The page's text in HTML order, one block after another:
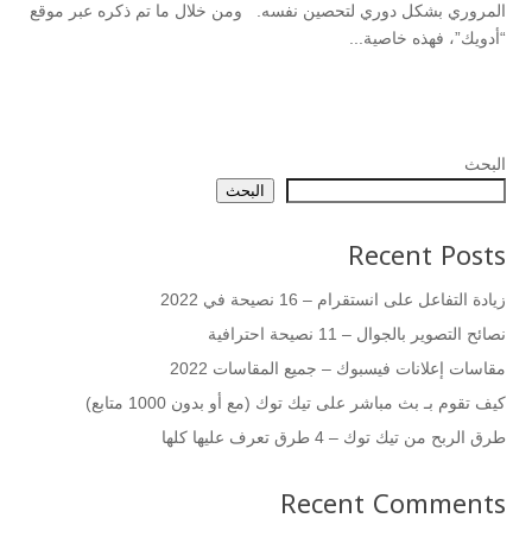
المروري بشكل دوري لتحصين نفسه. ومن خلال ما تم ذكره عبر موقع
“أدويك”، فهذه خاصية...
البحث
البحث
Recent Posts
زيادة التفاعل على انستقرام – 16 نصيحة في 2022
نصائح التصوير بالجوال – 11 نصيحة احترافية
مقاسات إعلانات فيسبوك – جميع المقاسات 2022
كيف تقوم بـ بث مباشر على تيك توك (مع أو بدون 1000 متابع)
طرق الربح من تيك توك – 4 طرق تعرف عليها كلها
Recent Comments